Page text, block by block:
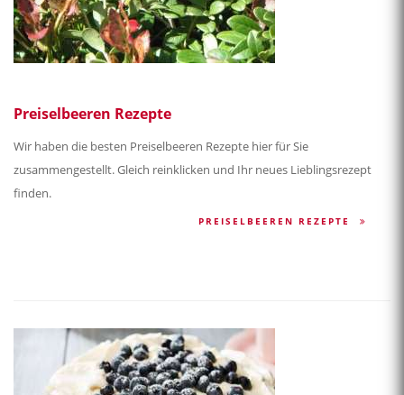
Preiselbeeren Rezepte
Wir haben die besten Preiselbeeren Rezepte hier für Sie
zusammengestellt. Gleich reinklicken und Ihr neues Lieblingsrezept
finden.
PREISELBEEREN REZEPTE